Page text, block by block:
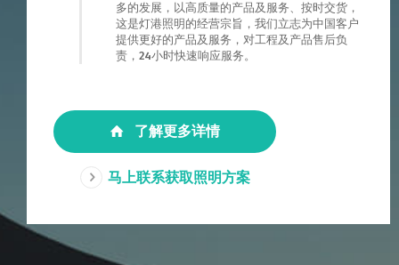
多的发展，以高质量的产品及服务、按时交货，
这是灯港照明的经营宗旨，我们立志为中国客户
提供更好的产品及服务，对工程及产品售后负
责，24小时快速响应服务。
了解更多详情
马上联系获取照明方案